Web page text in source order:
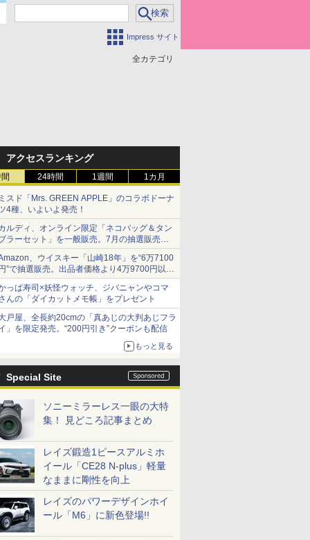
Impress サイト
全カテゴリ
アクセスランキング
24時間 1週間 1カ月
スド「Mrs. GREEN APPLE」のコラボドーナ
4種、いよいよ発売！
ルディ、オンライン限定「ネコバッグ＆タン
ラーセット」を一般販売。7月の抽選販売の
選無効分
、ウイスキー「山崎18年」を“6万7100
”で抽選販売。出品者価格より4万9700円以上
得
っぱ寿司×妖怪ウォッチ、ジバニャンやコマ
んの「ダイカットメモ帳」をプレゼント
戸屋、全長約20cmの「真あじの大判あじフラ
」を限定発売。“200円引き”クーポンも配信
もっと見る
Special Site
ソニーミラーレス一眼の大特
集！ 見どころ記事まとめ
レイズ鍛造1ピースアルミホ
イール「CE28 N-plus」軽量
なままに剛性を向上
レイズのパワーデザインホイ
ール「M6」に新色登場!!